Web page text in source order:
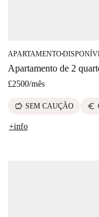
APARTAMENTO■
Apartamento de 2
£2500/mês
savings SEM CAUÇÃO euro
+info